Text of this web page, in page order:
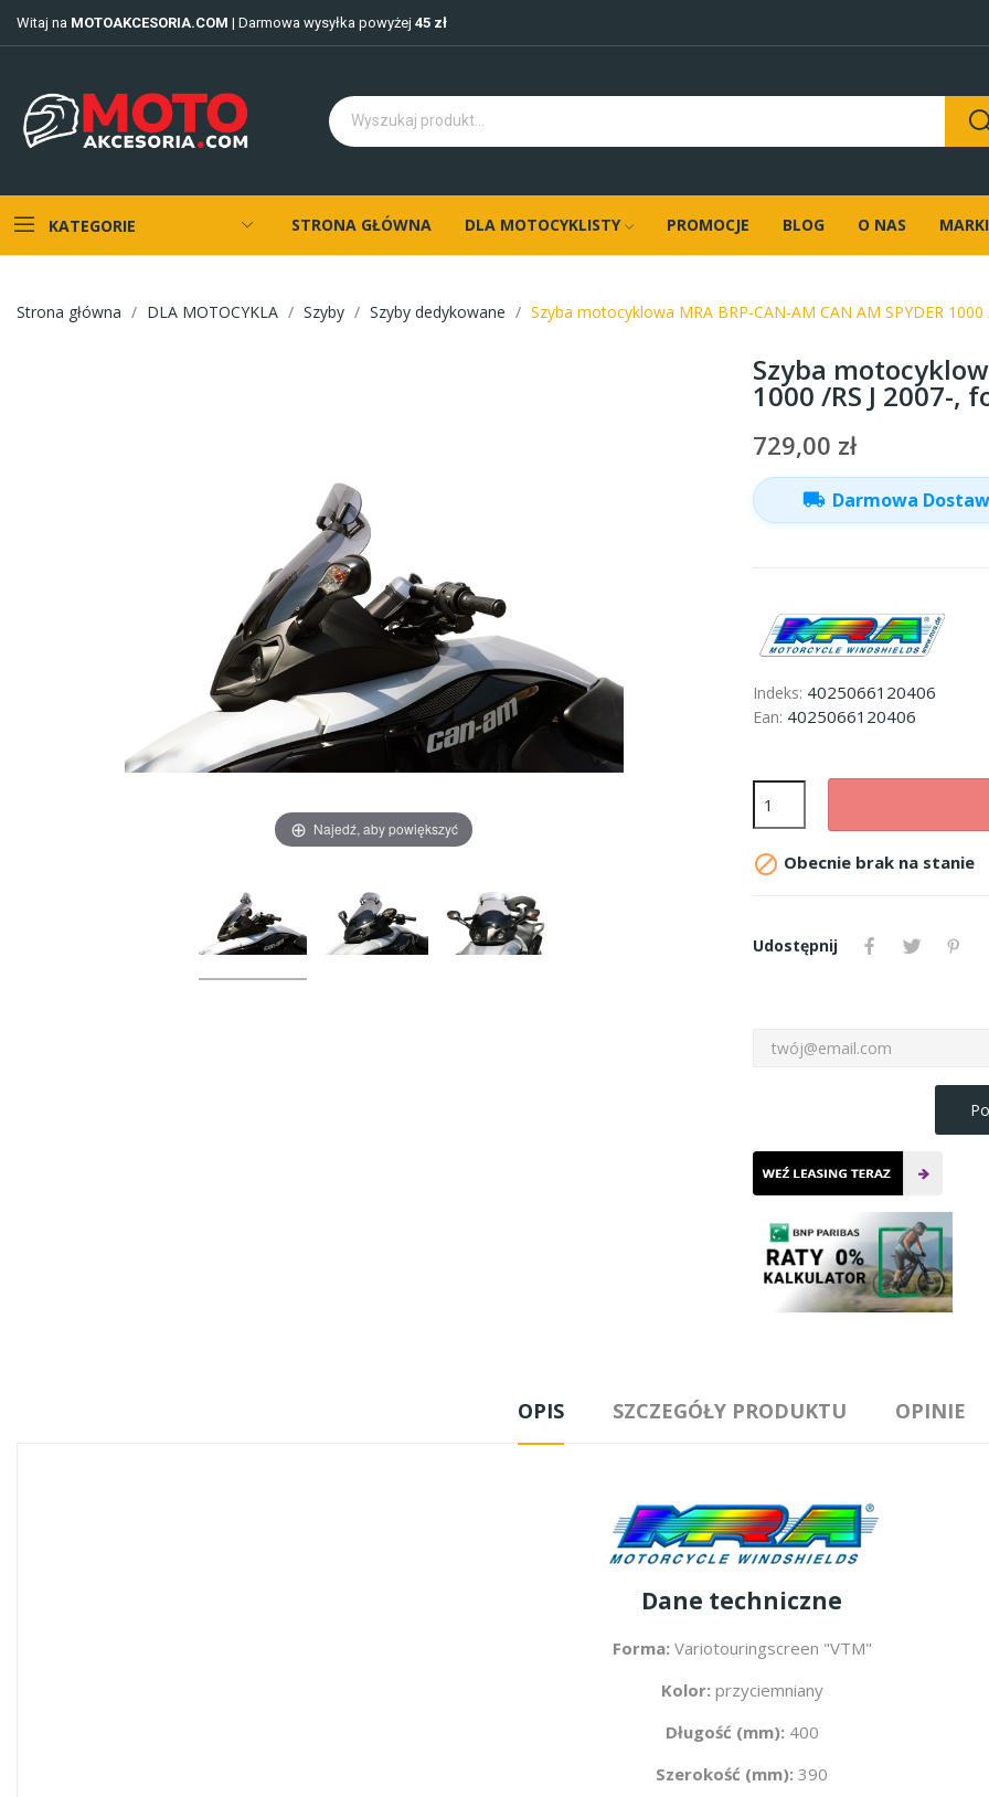
Witaj na MOTOAKCESORIA.COM | Darmowa wysyłka powyżej 45 zł
KATEGORIE STRONA GŁÓWNA DLA MOTOCYKLISTY PROMOCJE BLOG O NAS MARKI
Strona główna DLA MOTOCYKLA Szyby Szyby dedykowane Szyba motocyklowa MRA BRP-CAN-AM CAN AM SPYDER
Najedź, aby powiększyć
Szyba
1000 /RS J 2007-,
729,00 zł
local_shipping Darmowa
Indeks: 4025066120406
Ean: 4025066120406
 Obecnie brak na stanie
Udostępnij
OPIS SZCZEGÓŁY PRODUKTU OPINIE
Dane techniczne
Forma: Variotouringscreen "VTM"
Kolor: przyciemniany
Długość (mm): 400
Szerokość (mm): 390